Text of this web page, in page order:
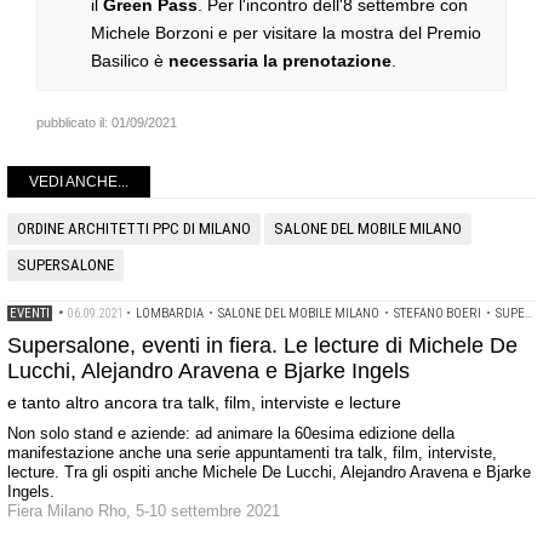
il Green Pass . Per l'incontro dell'8 settembre con
Michele Borzoni e per visitare la mostra del Premio
Basilico è necessaria la prenotazione
pubblicato il: 01/09/2021
VEDI ANCHE...
ORDINE ARCHITETTI PPC DI MILANO
SALONE DEL MOBILE MILANO
SUPERSALONE
EVENTI • 06.09.2021 • LOMBARDIA • SALONE DEL MOBILE MILANO • STEFANO BOERI • SUPERSALONE
Supersalone, eventi in fiera. Le lecture di Michele De
Lucchi, Alejandro Aravena e Bjarke Ingels
e tanto altro ancora tra talk, film, interviste e lecture
Non solo stand e aziende: ad animare la 60esima edizione della
manifestazione anche una serie appuntamenti tra talk, film, interviste,
lecture. Tra gli ospiti anche Michele De Lucchi, Alejandro Aravena e Bjarke
Ingels.
Fiera Milano Rho, 5-10 settembre 2021